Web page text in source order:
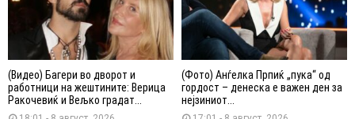
(Видео) Багери во дворот и
работници на жештините: Верица
Ракочевиќ и Вељко градат...
(Фото) Анѓелка Прпиќ „пука“ од
гордост – денеска е важен ден за
нејзиниот...